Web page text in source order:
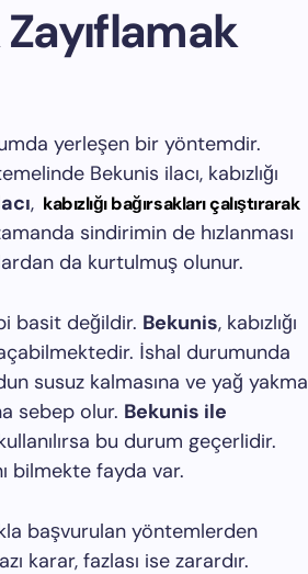
yerleşen bir yöntemdir.
Bekunis ilacı, kabızlığı
, kabızlığı bağırsakları çalıştırarak
sindirimin de hızlanması
da kurtulmuş olunur.
basit değildir. Bekunis, kabızlığı
İshal durumunda
susuz kalmasına ve yağ yakma
sebep olur. Bekunis ile
bu durum geçerlidir.
bilmekte fayda var.
başvurulan yöntemlerden
karar, fazlası ise zarardır.